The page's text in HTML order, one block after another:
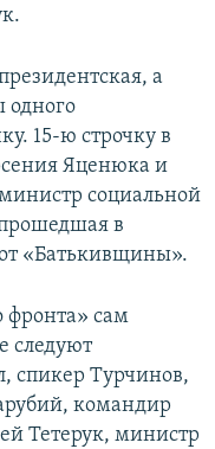
а
одного
15-ю строчку в
Яценюка и
социальной
в
«Батькивщины».
фронта» сам
следуют
спикер Турчинов,
командир
Тетерук, министр